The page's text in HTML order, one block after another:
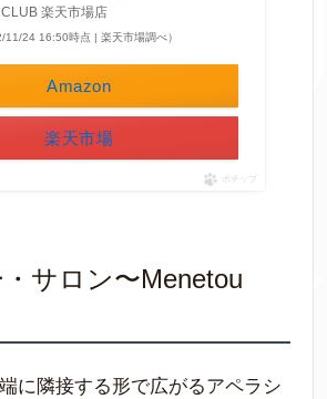
楽天市場店
11/24 16:50時点 | 楽天市場調べ）
Amazon
楽天市場
ポチップ
サロン〜Menetou
に隣接する形で広がるアペラシ